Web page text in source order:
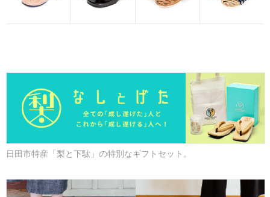
日田市特産「梨と下駄」の特別なギフトセット。